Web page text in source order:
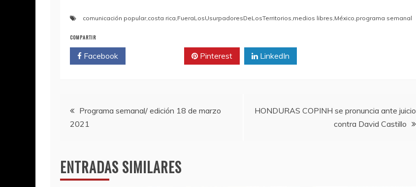
comunicación popular,costa rica,FueraLosUsurpadoresDeLosTerritorios,medios libres,México,programa semanal
COMPARTIR
Facebook Pinterest LinkedIn
Navegación
de
entradas
Programa semanal/ edición 18 de marzo
2021
HONDURAS COPINH se pronuncia ante juicio
contra David Castillo
ENTRADAS SIMILARES